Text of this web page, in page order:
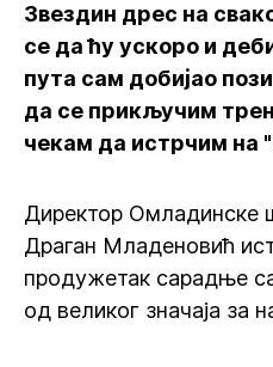
Звездин дрес на
се да ћу ускоро и
пута сам добијао
да се прикључим
чекам да истрчим на
Директор Омладинске
Драган Младеновић
продужетак сарадње
од великог значаја за